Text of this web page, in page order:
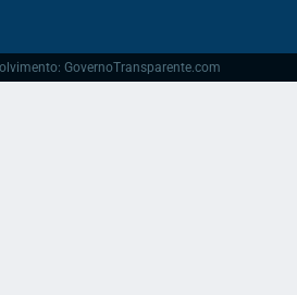
GovernoTransparente.com